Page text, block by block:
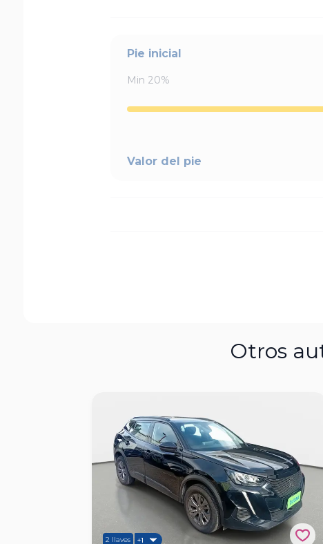
Pie inicial
Min 20%
Valor del pie
Otros
2 llaves +1